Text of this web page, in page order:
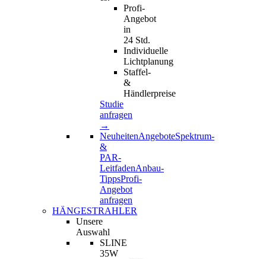
Profi-
Angebot
in
24 Std.
Individuelle
Lichtplanung
Staffel-
&
Händlerpreise
Studie
anfragen
→
NeuheitenAngeboteSpektrum-
&
PAR-
LeitfadenAnbau-
TippsProfi-
Angebot
anfragen
HÄNGESTRAHLER
Unsere
Auswahl
SLINE
35W